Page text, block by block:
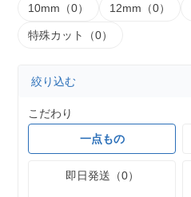
10mm（0） 12mm（0）
特殊カット（0）
絞り込む
こだわり
一点もの
即日発送（0）